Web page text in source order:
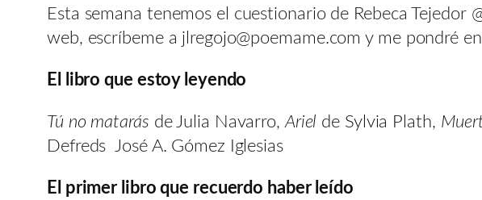
Esta semana tenemos el cuestionario de Rebeca Tejedor
web, escríbeme a jlregojo@poemame.com y me pondré
El libro que estoy leyendo
Tú no matarás de Julia Navarro,Ariel de Sylvia Plath,
Defreds José A. Gómez Iglesias
El primer libro que recuerdo haber leído